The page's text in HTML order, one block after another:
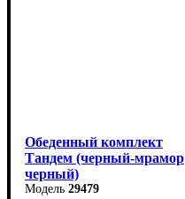
Обеденный комплект
Тандем (черный-мрамор
черный)
29479